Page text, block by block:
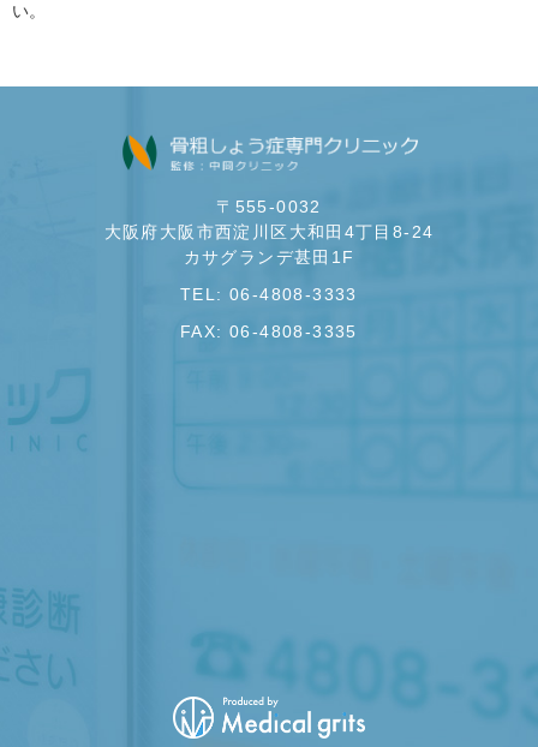
い。
〒555-0032
大阪府大阪市西淀川区大和田4丁目8-24
カサグランデ甚田1F
TEL: 06-4808-3333
FAX: 06-4808-3335